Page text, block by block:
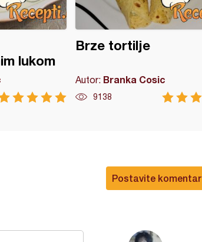
lukom
Brze tortilje
Autor: Branka Cosic
9138
Postavite komentar